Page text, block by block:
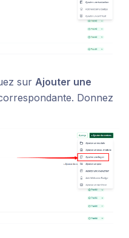
sur Ajouter une
Donnez